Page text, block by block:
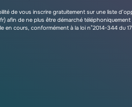
de vous inscrire gratuitement sur une liste
afin de ne plus être démarché
en cours, conformément à la loi n°2014-344 du